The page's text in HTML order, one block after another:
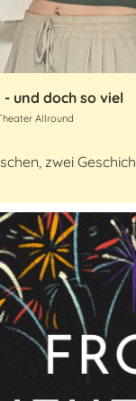
- und doch so viel
Allround
zwei